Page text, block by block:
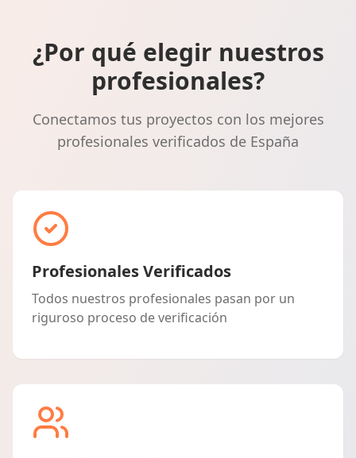
¿Por qué elegir nuestros
profesionales?
Conectamos tus proyectos con los mejores
profesionales verificados de España
Profesionales Verificados
Todos nuestros profesionales pasan por un
riguroso proceso de verificación